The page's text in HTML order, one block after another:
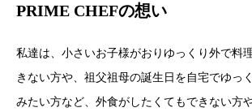
PRIME CHEFの想い
私達は、小さいお子様がおりゆっくり外で料
きない方や、祖父祖母の誕生日を自宅でゆっ
みたい方など、外食がしたくてもできない方